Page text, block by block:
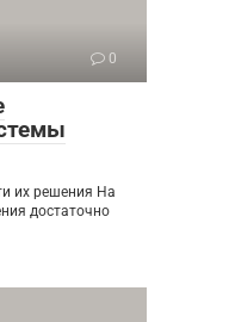
0
их решения На
достаточно